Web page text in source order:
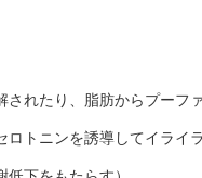
されたり、脂肪からプーフ
ロトニンを誘導してイライ